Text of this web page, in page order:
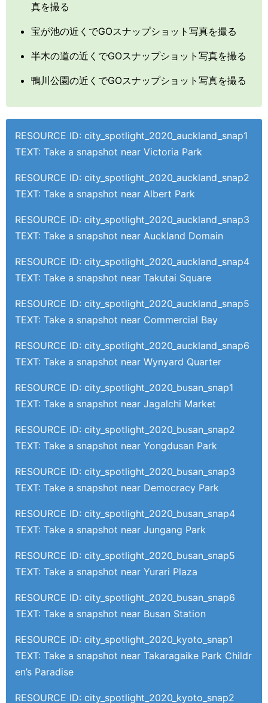
真を撮る
宝が池の近くでGOスナップショット写真を撮る
半木の道の近くでGOスナップショット写真を撮る
鴨川公園の近くでGOスナップショット写真を撮る
RESOURCE ID: city_spotlight_2020_auckland_snap1
TEXT: Take a snapshot near Victoria Park
RESOURCE ID: city_spotlight_2020_auckland_snap2
TEXT: Take a snapshot near Albert Park
RESOURCE ID: city_spotlight_2020_auckland_snap3
TEXT: Take a snapshot near Auckland Domain
RESOURCE ID: city_spotlight_2020_auckland_snap4
TEXT: Take a snapshot near Takutai Square
RESOURCE ID: city_spotlight_2020_auckland_snap5
TEXT: Take a snapshot near Commercial Bay
RESOURCE ID: city_spotlight_2020_auckland_snap6
TEXT: Take a snapshot near Wynyard Quarter
RESOURCE ID: city_spotlight_2020_busan_snap1
TEXT: Take a snapshot near Jagalchi Market
RESOURCE ID: city_spotlight_2020_busan_snap2
TEXT: Take a snapshot near Yongdusan Park
RESOURCE ID: city_spotlight_2020_busan_snap3
TEXT: Take a snapshot near Democracy Park
RESOURCE ID: city_spotlight_2020_busan_snap4
TEXT: Take a snapshot near Jungang Park
RESOURCE ID: city_spotlight_2020_busan_snap5
TEXT: Take a snapshot near Yurari Plaza
RESOURCE ID: city_spotlight_2020_busan_snap6
TEXT: Take a snapshot near Busan Station
RESOURCE ID: city_spotlight_2020_kyoto_snap1
TEXT: Take a snapshot near Takaragaike Park Childr
en’s Paradise
RESOURCE ID: city_spotlight_2020_kyoto_snap2